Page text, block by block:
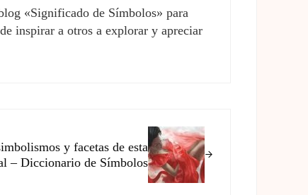
«Significado de Símbolos» para
inspirar a otros a explorar y apreciar
y facetas de esta
– Diccionario de Símbolos